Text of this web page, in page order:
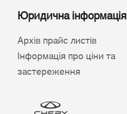
Юридична інформація
Архів прайс листів
Інформація про ціни та
застереження